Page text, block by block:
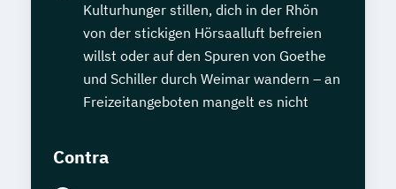
Kulturhunger stillen, dich in der Rhön
von der stickigen Hörsaalluft befreien
willst oder auf den Spuren von Goethe
und Schiller durch Weimar wandern – an
Freizeitangeboten mangelt es nicht
Contra